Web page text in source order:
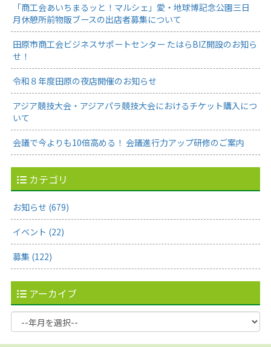
「商工会あいちまるッと！マルシェ」愛・地球博記念公園三日
月休憩所前物販ブースの出店者募集について
田原市商工会ビジネスサポートセンター たはらBIZ開設のお知ら
せ！
令和８年度田原の夜店開催のお知らせ
アジア競技大会・アジアパラ競技大会におけるチケット購入につ
いて
会議で今よりも10倍高める！ 会議進行力アップ研修のご案内
カテゴリ
お知らせ (679)
イベント (22)
募集 (122)
アーカイブ